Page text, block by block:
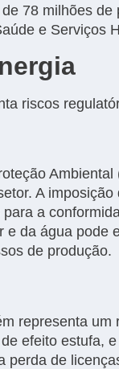
78 milhões de
e Serviços
riscos
Ambiental
A imposição
a
e da água pode
de produção.
representa um
efeito estufa,
perda de